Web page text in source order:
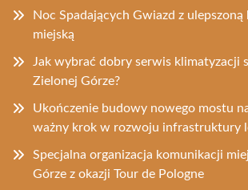
Noc Spadających Gwiazd z ulepszoną
miejską
Jak wybrać dobry serwis klimatyzacji
Zielonej Górze?
Ukończenie budowy nowego mostu
ważny krok w rozwoju infrastruktury
Specjalna organizacja komunikacji
Górze z okazji Tour de Pologne